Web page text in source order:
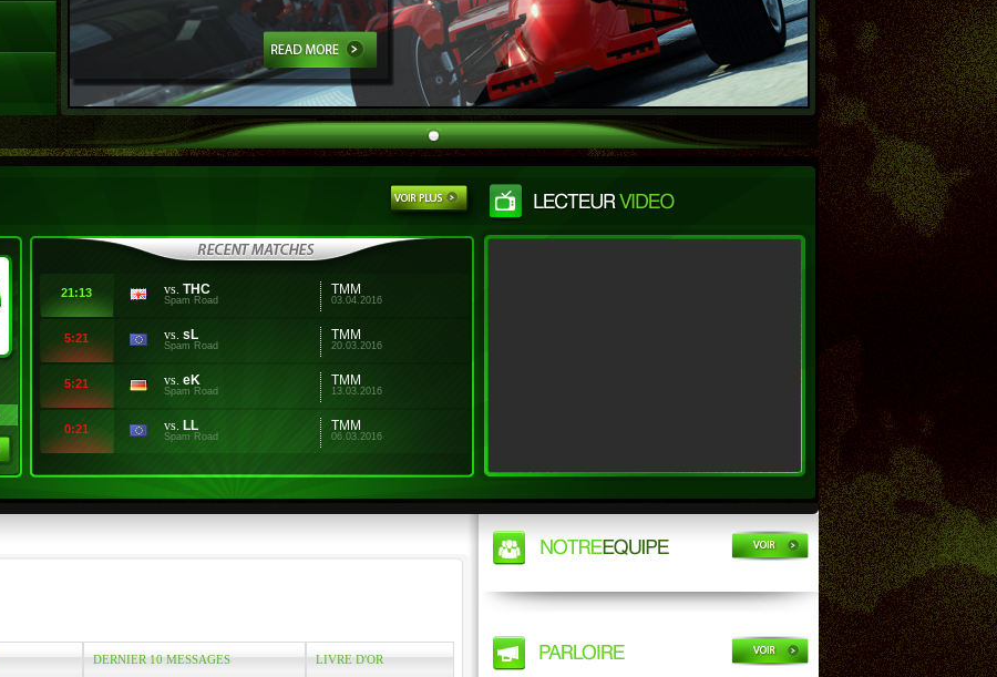
21:13 vs. THC
Spam Road
TMM
03.04.2016
5:21 vs. sL
Spam Road
TMM
20.03.2016
5:21 vs. eK
Spam Road
TMM
13.03.2016
0:21 vs. LL
Spam Road
TMM
06.03.2016
DERNIER 10 MESSAGES LIVRE D'OR